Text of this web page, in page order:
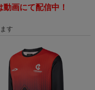
画にて配信中！
す